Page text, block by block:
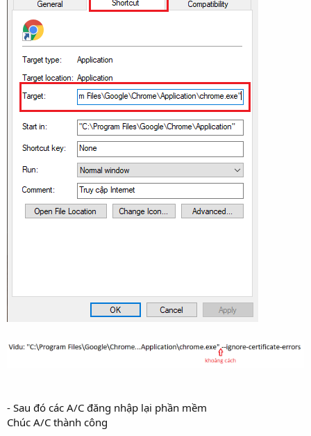
- Sau đó các A/C đăng nhập lại phần mềm
Chúc A/C thành công